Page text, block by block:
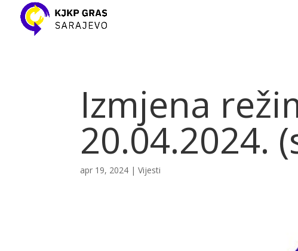
Izmjena
20.04.2024.
apr 19, 2024 |Vijesti